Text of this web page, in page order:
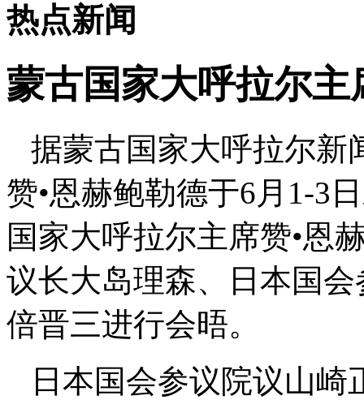
热点新闻
蒙古国家大呼拉尔
据蒙古国家大呼拉尔新
赞•恩赫鲍勒德于6月1-3
国家大呼拉尔主席赞•恩
议长大岛理森、日本国
倍晋三进行会晤。
日本国会参议院议山崎